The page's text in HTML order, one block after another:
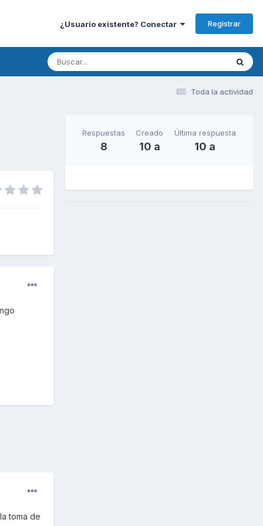
¿Usuario existente? Conectar Registrar
Toda la actividad
toma de
Respuestas
8
Creado
10 a
Última respuesta
10 a